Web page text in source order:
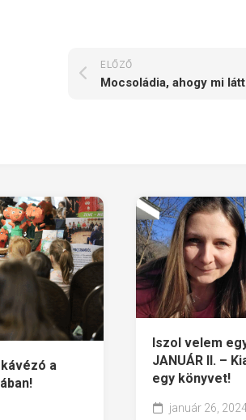
ELŐZŐ
Mocsoládia, ahogy mi
a
Iszol velem
JANUÁR II. –
egy könyvet!
január 26,